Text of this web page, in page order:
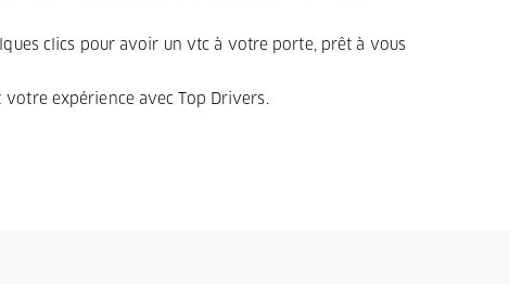
clics pour avoir un vtc à votre porte, prêt à vous
expérience avec Top Drivers.